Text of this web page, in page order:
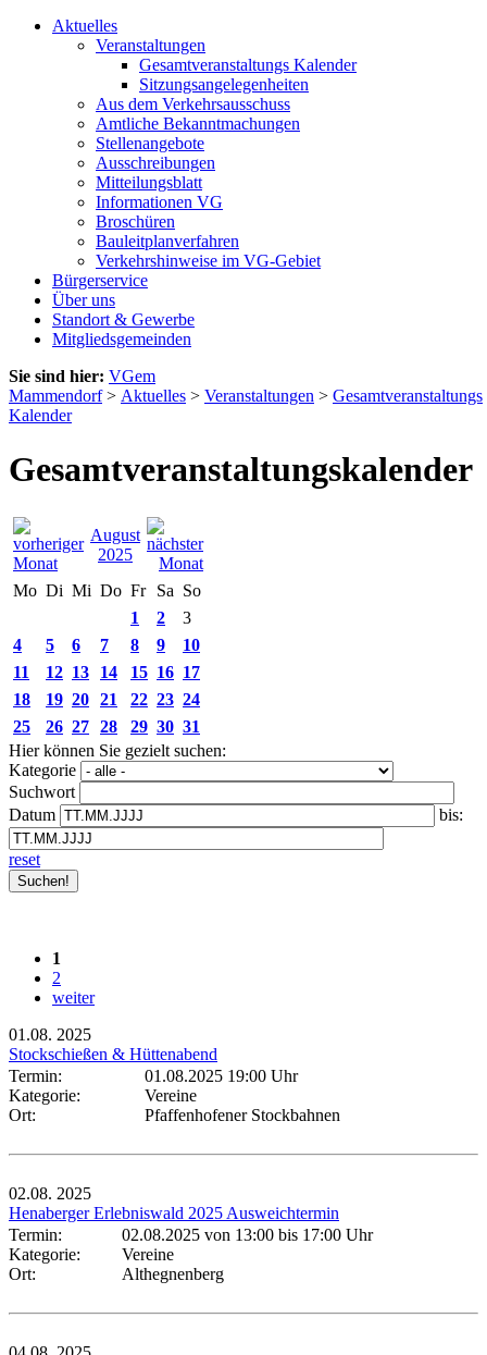
Aktuelles
Veranstaltungen
Gesamtveranstaltungs Kalender
Sitzungsangelegenheiten
Aus dem Verkehrsausschuss
Amtliche Bekanntmachungen
Stellenangebote
Ausschreibungen
Mitteilungsblatt
Informationen VG
Broschüren
Bauleitplanverfahren
Verkehrshinweise im VG-Gebiet
Bürgerservice
Über uns
Standort & Gewerbe
Mitgliedsgemeinden
Sie sind hier: VGem
Mammendorf> Aktuelles > Veranstaltungen > Gesamtveranstaltungs
Kalender
Gesamtveranstaltungskalender
August
2025
Mo Di Mi Do Fr Sa So
1
2
3
4
5 6 7 8 9
10
11
12 13 14 15 16 17
18
19 20 21 22 23 24
25
26 27 28 29 30 31
Hier können Sie gezielt suchen:
Kategorie
Suchwort
Datum
bis:
reset
1
2
weiter
01.08. 2025
Stockschießen & Hüttenabend
Termin:
01.08.2025 19:00 Uhr
Kategorie:
Vereine
Ort:
Pfaffenhofener Stockbahnen
02.08. 2025
Henaberger Erlebniswald 2025 Ausweichtermin
Termin:
02.08.2025 von 13:00 bis 17:00 Uhr
Kategorie:
Vereine
Ort:
Althegnenberg